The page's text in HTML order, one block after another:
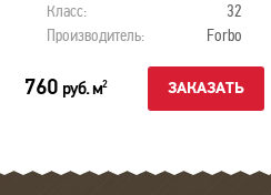
Класс:
32
Производитель:
Forbo
760 руб. м2 ЗАКАЗАТЬ